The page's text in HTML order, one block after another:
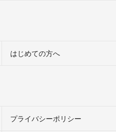
はじめての方へ
プライバシーポリシー